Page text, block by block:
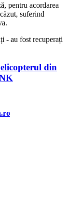
pentru acordarea
suferind
- au fost recuperați
din